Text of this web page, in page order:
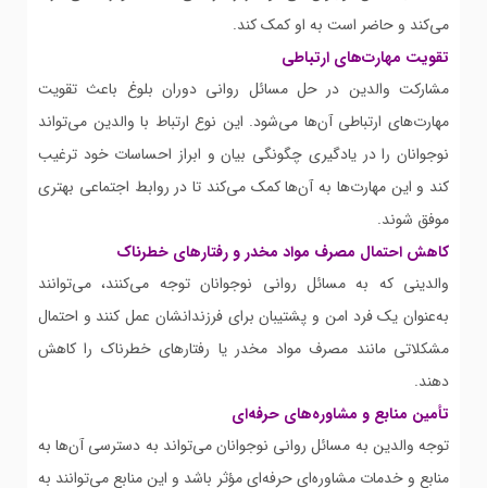
می‌کند و حاضر است به او کمک کند.
تقویت مهارت‌های ارتباطی
مشارکت والدین در حل مسائل روانی دوران بلوغ باعث تقویت
مهارت‌های ارتباطی آن‌ها می‌شود. این نوع ارتباط با والدین می‌تواند
نوجوانان را در یادگیری چگونگی بیان و ابراز احساسات خود ترغیب
کند و این مهارت‌ها به آن‌ها کمک می‌کند تا در روابط اجتماعی بهتری
موفق شوند.
کاهش احتمال مصرف مواد مخدر و رفتارهای خطرناک
والدینی که به مسائل روانی نوجوانان توجه می‌کنند، می‌توانند
به‌عنوان یک فرد امن و پشتیبان برای فرزندانشان عمل کنند و احتمال
مشکلاتی مانند مصرف مواد مخدر یا رفتارهای خطرناک را کاهش
دهند.
تأمین منابع و مشاوره‌های حرفه‌ای
توجه والدین به مسائل روانی نوجوانان می‌تواند به دسترسی آن‌ها به
منابع و خدمات مشاوره‌ای حرفه‌ای مؤثر باشد و این منابع می‌توانند به